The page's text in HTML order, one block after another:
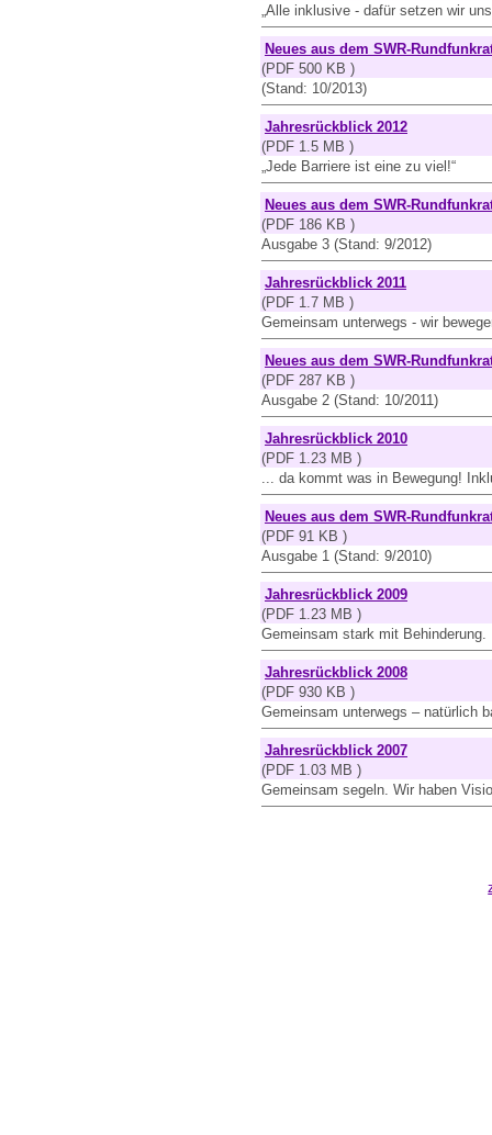
„Alle inklusive - dafür setzen wir
Neues aus dem SWR-
(PDF 500 KB )
(Stand: 10/2013)
Jahresrückblick 2012
(PDF 1.5 MB )
„Jede Barriere ist eine zu viel!“
Neues aus dem SWR-
(PDF 186 KB )
Ausgabe 3 (Stand: 9/2012)
Jahresrückblick 2011
(PDF 1.7 MB )
Gemeinsam unterwegs - wir
Neues aus dem SWR-
(PDF 287 KB )
Ausgabe 2 (Stand: 10/2011)
Jahresrückblick 2010
(PDF 1.23 MB )
... da kommt was in Bewegung!
Neues aus dem SWR-
(PDF 91 KB )
Ausgabe 1 (Stand: 9/2010)
Jahresrückblick 2009
(PDF 1.23 MB )
Gemeinsam stark mit
Jahresrückblick 2008
(PDF 930 KB )
Gemeinsam unterwegs – natürlich
Jahresrückblick 2007
(PDF 1.03 MB )
Gemeinsam segeln. Wir haben